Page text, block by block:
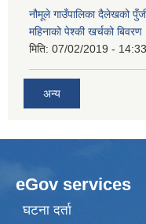
नौमूले गाउँपालिका दैलेखको
महिनाको पेश्की खर्चको बिवरण
मिति: 07/02/2019 - 14:33
अन्य
eGov services
घटना दर्ता